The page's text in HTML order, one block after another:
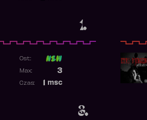
1.
3.
Ost:
3
Max:
msc
Czas: